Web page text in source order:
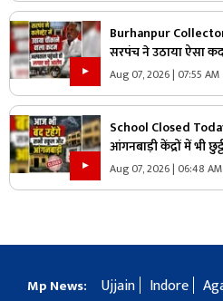
Burhanpur
सरपंच ने उठाया ऐसा
अधिकारी और नेता, जानें
Aug 07, 2026 | 07:55 AM
School Closed
आंगनबाड़ी केंद्रों में भी
जिलाधिकारी ने जारी
Aug 07, 2026 | 06:48 AM
Mp News: Ujjain Indore